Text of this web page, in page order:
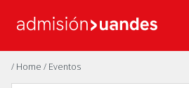
/ Home / Eventos